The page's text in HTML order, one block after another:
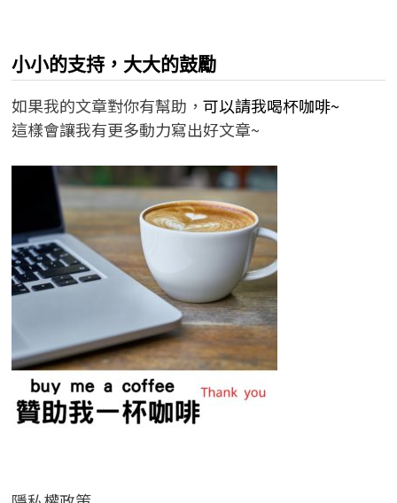
小小的支持，大大的鼓勵
如果我的文章對你有幫助， 可以請我喝杯咖啡~
這樣會讓我有更多動力寫出好文章~